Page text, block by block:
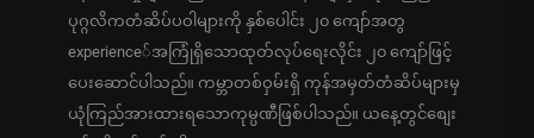
ပုဂ္ဂလိကတံဆိပ်ပဝါများကို နှစ်ပေါင်း ၂၀ ကျော်အတွ
experience်အကြုံရှိသောထုတ်လုပ်ရေးလိုင်း ၂၀ ကျော်ဖြင့်
ပေးဆောင်ပါသည်။ ကမ္ဘာတစ်ဝှမ်းရှိ ကုန်အမှတ်တံဆိပ်များမှ
ယုံကြည်အားထားရသောကုမ္ပဏီဖြစ်ပါသည်။ ယနေ့တွင်စျေး